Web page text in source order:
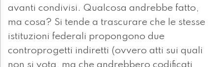
avanti condivisi. Qualcosa andrebbe fatto,
ma cosa? Si tende a trascurare che le stesse
istituzioni federali propongono due
controprogetti indiretti (ovvero atti sui quali